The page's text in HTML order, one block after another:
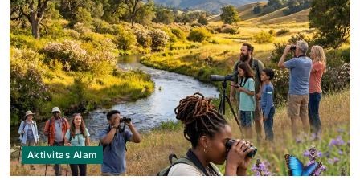
Aktivitas Alam